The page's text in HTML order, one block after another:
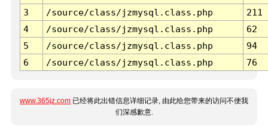
3 /source/class/jzmysql.class.php
211
4
/source/class/jzmysql.class.php
62
5
/source/class/jzmysql.class.php
94
6
/source/class/jzmysql.class.php 76
www.365jz.com 已经将此出错信息详细记录, 由此给您带来的访问不便我
们深感歉意.